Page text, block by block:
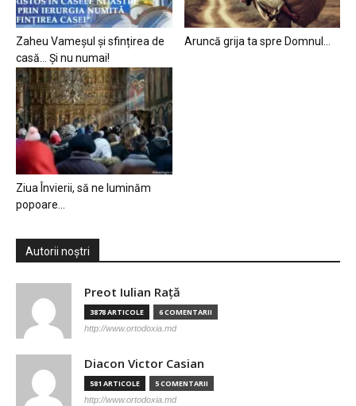
Zaheu Vameșul și sfințirea de
casă… Și nu numai!
Aruncă grija ta spre Domnul…
Ziua Învierii, să ne luminăm
popoare…
Autorii noștri
Preot Iulian Raţă
3878 ARTICOLE 6 COMENTARII
http://www.ortodoxia.md
Diacon Victor Casian
581 ARTICOLE 5 COMENTARII
http://www.ortodoxia.md